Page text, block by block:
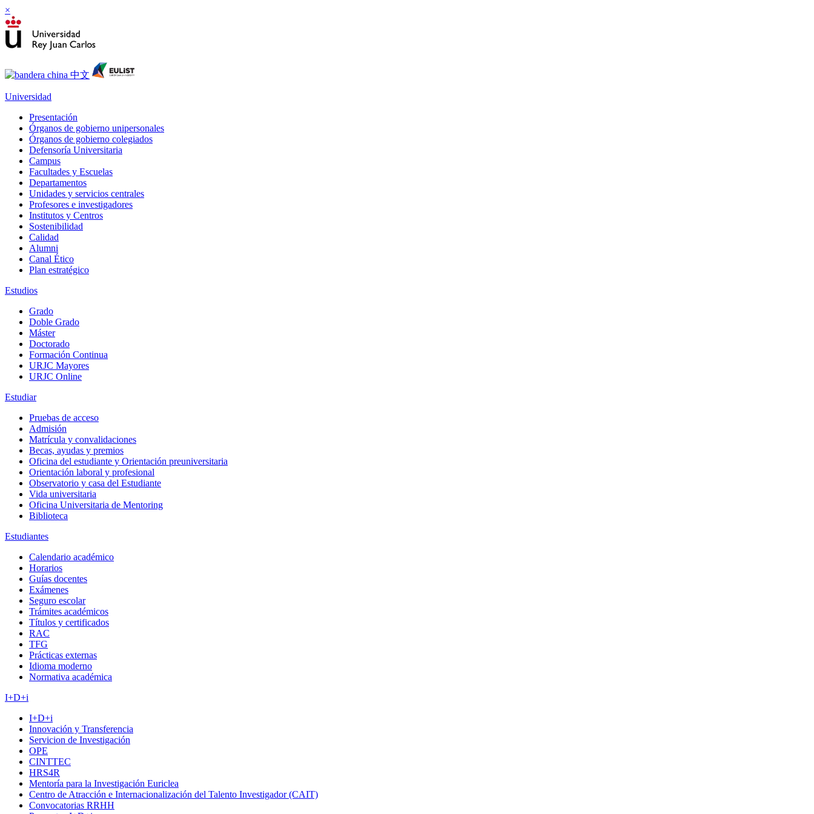
×
Universidad
Presentación
Órganos de gobierno unipersonales
Órganos de gobierno colegiados
Defensoría Universitaria
Campus
Facultades y Escuelas
Departamentos
Unidades y servicios centrales
Profesores e investigadores
Institutos y Centros
Sostenibilidad
Calidad
Alumni
Canal Ético
Plan estratégico
Estudios
Grado
Doble Grado
Máster
Doctorado
Formación Continua
URJC Mayores
URJC Online
Estudiar
Pruebas de acceso
Admisión
Matrícula y convalidaciones
Becas, ayudas y premios
Oficina del estudiante y Orientación preuniversitaria
Orientación laboral y profesional
Observatorio y casa del Estudiante
Vida universitaria
Oficina Universitaria de Mentoring
Biblioteca
Estudiantes
Calendario académico
Horarios
Guías docentes
Exámenes
Seguro escolar
Trámites académicos
Títulos y certificados
RAC
TFG
Prácticas externas
Idioma moderno
Normativa académica
I+D+i
I+D+i
Innovación y Transferencia
Servicion de Investigación
OPE
CINTTEC
HRS4R
Mentoría para la Investigación Euriclea
Centro de Atracción e Internacionalización del Talento Investigador (CAIT)
Convocatorias RRHH